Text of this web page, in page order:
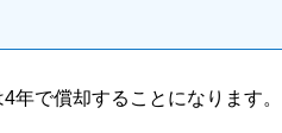
年で償却することになります。